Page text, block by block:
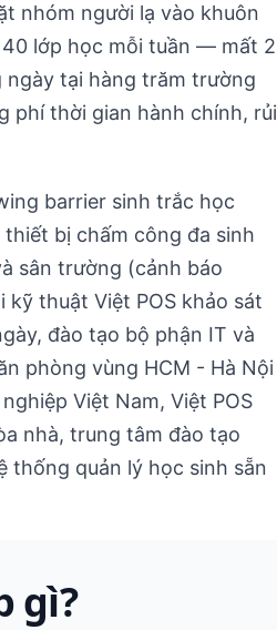
nhóm người lạ vào khuôn
lớp học mỗi tuần — mất 2
ngày tại hàng trăm trường
phí thời gian hành chính, rủi
barrier sinh trắc học
bị chấm công đa sinh
sân trường (cảnh báo
thuật Việt POS khảo sát
đào tạo bộ phận IT và
phòng vùng HCM - Hà Nội
Việt Nam, Việt POS
nhà, trung tâm đào tạo
thống quản lý học sinh sẵn
gì?